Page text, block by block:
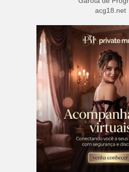
acg18.net